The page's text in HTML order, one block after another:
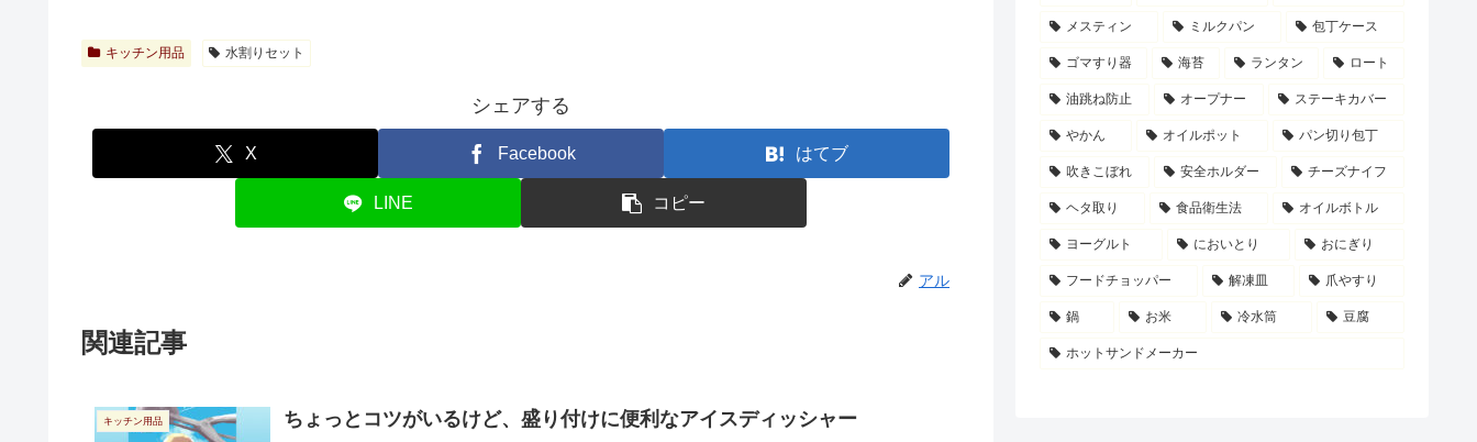
キッチン用品 水割りセット
シェアする
X Facebook はてブ
LINE コピー
アル
関連記事
キッチン用品 ちょっとコツがいるけど、盛り付けに便利なアイスディッシャー
メスティン ミルクパン 包丁ケース
ゴマすり器 海苔 ランタン ロート
油跳ね防止 オープナー ステーキカバー
やかん オイルポット パン切り包丁
吹きこぼれ 安全ホルダー チーズナイフ
ヘタ取り 食品衛生法 オイルボトル
ヨーグルト においとり おにぎり
フードチョッパー 解凍皿 爪やすり
鍋 お米 冷水筒 豆腐
ホットサンドメーカー